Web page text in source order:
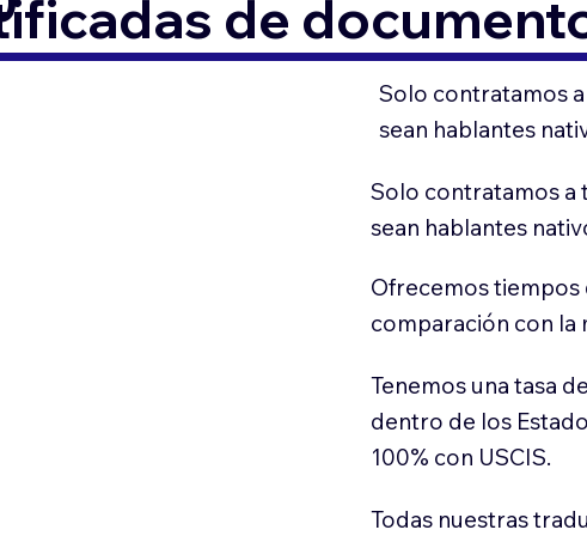
de
Solo contratamos
sean hablantes
Solo contratamos a
sean hablantes
Ofrecemos tiempos
comparación con la
Tenemos una tasa
dentro de los
100% con USCIS.
Todas nuestras